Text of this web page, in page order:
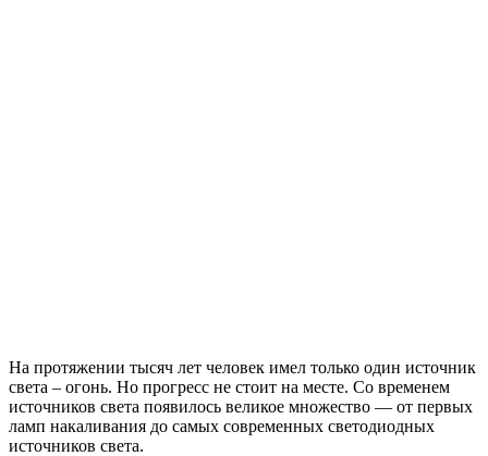
На протяжении тысяч лет человек имел только один источник
света – огонь. Но прогресс не стоит на месте. Со временем
источников света появилось великое множество — от первых
ламп накаливания до самых современных светодиодных
источников света.